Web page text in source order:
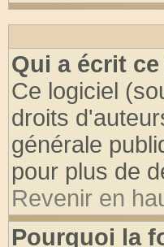
Qui a écrit
Ce logiciel
droits
générale
pour plus de
Revenir en
Pourquoi la